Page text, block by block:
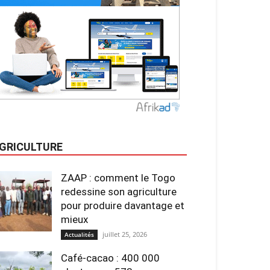
ZAAP : comment le Togo
redessine son agriculture
pour produire davantage et
mieux
Actualités juillet 25, 2026
Café-cacao : 400 000